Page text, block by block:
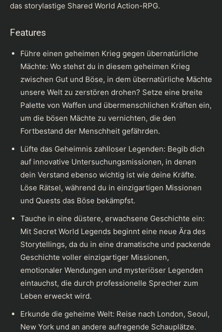
das storylastige Shared World Action-RPG.
Features
Führe einen geheimen Krieg gegen übernatürliche
Mächte: Wo stehst du in diesem geheimen Krieg
zwischen Gut und Böse, in dem übernatürliche Mächte
unsere Welt zu zerstören drohen? Setze eine breite
Palette von Waffen und übermenschlichen Kräften ein,
um die bösen Mächte zu vernichten, die den
Fortbestand der Menschheit gefährden.
Lüfte das Geheimnis zahlloser Legenden: Begib dich
auf innovative Untersuchungsmissionen, in denen
dein Verstand ebenso wichtig ist wie deine Kräfte.
Löse Rätsel, während du in einzigartigen Missionen
und Quests das Böse bekämpfst.
Tauche in eine düstere, erwachsene Geschichte ein:
Mit Secret World Legends beginnt eine neue Ära des
Storytellings, da du in eine dramatische und packende
Geschichte voller einzigartiger Missionen,
emotionaler Wendungen und mysteriöser Legenden
eintauchst, die durch professionelle Sprecher zum
Leben erweckt wird.
Erkunde die geheime Welt: Reise nach London, Seoul,
New York und an andere aufregende Schauplätze.